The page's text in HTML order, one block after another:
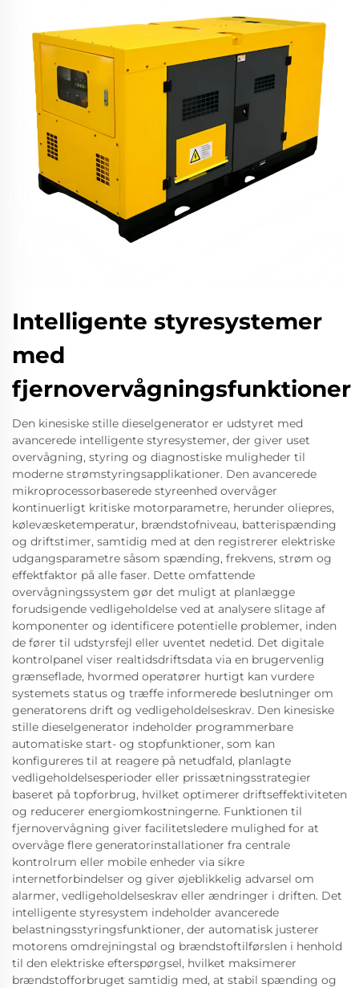
Intelligente styresystemer
med
fjernovervågningsfunktioner
Den kinesiske stille dieselgenerator er udstyret med
avancerede intelligente styresystemer, der giver uset
overvågning, styring og diagnostiske muligheder til
moderne strømstyringsapplikationer. Den avancerede
mikroprocessorbaserede styreenhed overvåger
kontinuerligt kritiske motorparametre, herunder oliepres,
kølevæsketemperatur, brændstofniveau, batterispænding
og driftstimer, samtidig med at den registrerer elektriske
udgangsparametre såsom spænding, frekvens, strøm og
effektfaktor på alle faser. Dette omfattende
overvågningssystem gør det muligt at planlægge
forudsigende vedligeholdelse ved at analysere slitage af
komponenter og identificere potentielle problemer, inden
de fører til udstyrsfejl eller uventet nedetid. Det digitale
kontrolpanel viser realtidsdriftsdata via en brugervenlig
grænseflade, hvormed operatører hurtigt kan vurdere
systemets status og træffe informerede beslutninger om
generatorens drift og vedligeholdelseskrav. Den kinesiske
stille dieselgenerator indeholder programmerbare
automatiske start- og stopfunktioner, som kan
konfigureres til at reagere på netudfald, planlagte
vedligeholdelsesperioder eller prissætningsstrategier
baseret på topforbrug, hvilket optimerer driftseffektiviteten
og reducerer energiomkostningerne. Funktionen til
fjernovervågning giver facilitetsledere mulighed for at
overvåge flere generatorinstallationer fra centrale
kontrolrum eller mobile enheder via sikre
internetforbindelser og giver øjeblikkelig advarsel om
alarmer, vedligeholdelseskrav eller ændringer i driften. Det
intelligente styresystem indeholder avancerede
belastningsstyringsfunktioner, der automatisk justerer
motorens omdrejningstal og brændstoftilførslen i henhold
til den elektriske efterspørgsel, hvilket maksimerer
brændstofforbruget samtidig med, at stabil spænding og